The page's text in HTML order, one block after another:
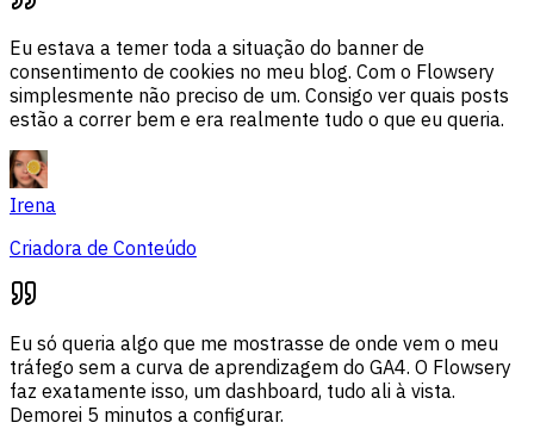
Eu estava a temer toda a situação do banner de
consentimento de cookies no meu blog. Com o Flowsery
simplesmente não preciso de um. Consigo ver quais posts
estão a correr bem e era realmente tudo o que eu queria.
Irena
Criadora de Conteúdo
Eu só queria algo que me mostrasse de onde vem o meu
tráfego sem a curva de aprendizagem do GA4. O Flowsery
faz exatamente isso, um dashboard, tudo ali à vista.
Demorei 5 minutos a configurar.